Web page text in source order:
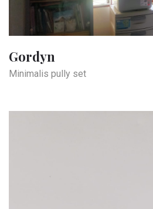
Gordyn
Minimalis pully set